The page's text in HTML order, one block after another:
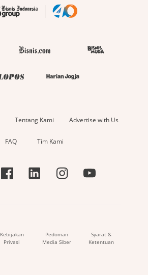
Tentang Kami Advertise with Us
FAQ Tim Kami
Kebijakan
Privasi
Pedoman
Media Siber
Syarat &
Ketentuan